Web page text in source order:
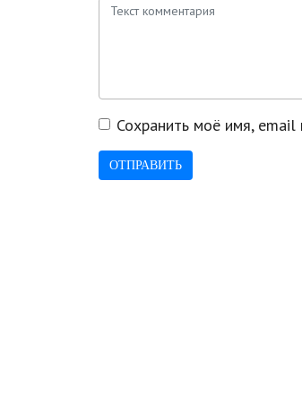
Сохранить моё имя,